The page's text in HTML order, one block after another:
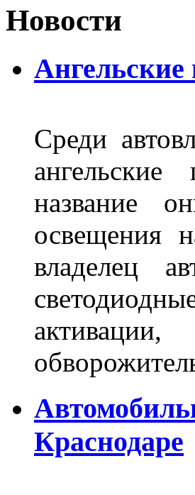
Новости
Ангельские
Среди
название
освещения
владелец
Краснодаре